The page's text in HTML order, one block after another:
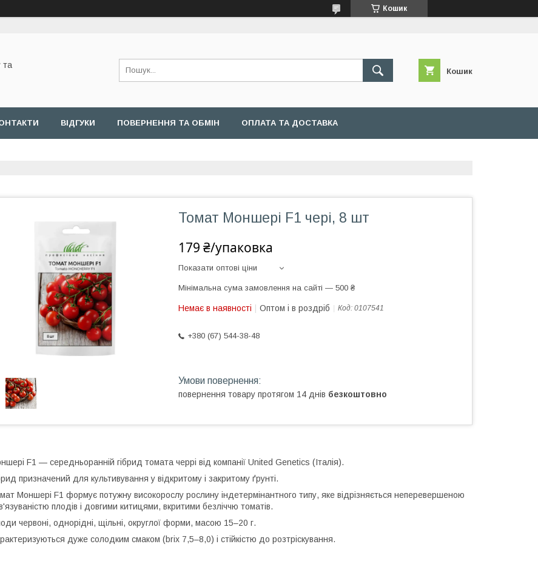
Кошик
та
Кошик
ВІДГУКИ ПОВЕРНЕННЯ ТА ОБМІН ОПЛАТА ТА ДОСТАВКА
Томат Моншері F1 чері, 8 шт
179 ₴/упаковка
Показати оптові ціни
Мінімальна сума замовлення на сайті — 500 ₴
Немає в наявності Оптом і в роздріб Код: 0107541
+380 (67) 544-38-48
повернення товару протягом 14 днів безкоштовно
F1 — середньоранній гібрид томата черрі від компанії United Genetics (Італія).
призначений для культивування у відкритому і закритому ґрунті.
Моншері F1 формує потужну високорослу рослину індетермінантного типу, яке відрізняється неперевершеною
плодів і довгими китицями, вкритими безліччю томатів.
червоні, однорідні, щільні, округлої форми, масою 15–20 г.
дуже солодким смаком (brix 7,5–8,0) і стійкістю до розтріскування.